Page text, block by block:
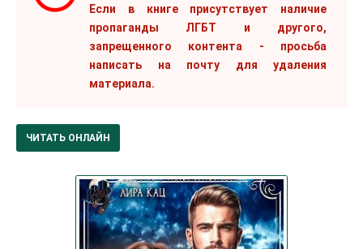
Если в книге присутствует наличие
пропаганды ЛГБТ и другого,
запрещенного контента - просьба
написать на почту для удаления
материала.
ЧИТАТЬ ОНЛАЙН